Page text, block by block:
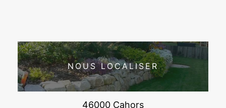
NOUS LOCALISER
46000 Cahors